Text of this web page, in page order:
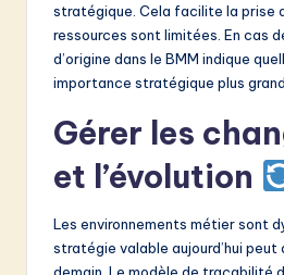
stratégique. Cela facilite la prise
ressources sont limitées. En cas
d’origine dans le BMM indique
importance stratégique plus
Gérer les
et l’évolution
Les environnements métier sont
stratégie valable aujourd’hui
demain. Le modèle de traçabilité